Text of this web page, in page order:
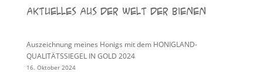
Aktuelles aus der Welt der Bienen
Auszeichnung meines Honigs mit dem HONIGLAND-
QUALITÄTSSIEGEL IN GOLD 2024
16. Oktober 2024